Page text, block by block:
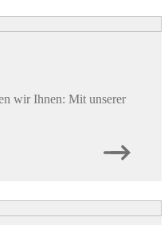
wir Ihnen: Mit unserer